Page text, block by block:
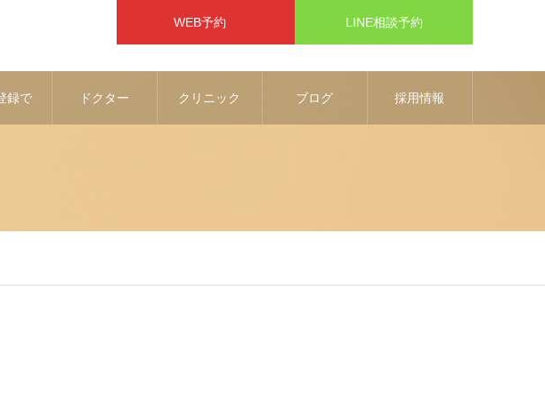
WEB予約 LINE相談予約
録で ドクター クリニック ブログ 採用情報